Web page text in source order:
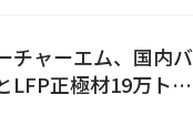
チャーエム、国内バ
LFP正極材19万トン